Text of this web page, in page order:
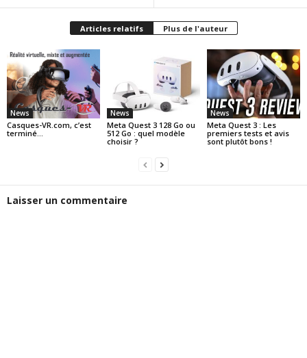
Articles relatifs Plus de l'auteur
News
Casques-VR.com, c’est
terminé…
News
Meta Quest 3 128 Go ou
512 Go : quel modèle
choisir ?
News
Meta Quest 3 : Les
premiers tests et avis
sont plutôt bons !
Laisser un commentaire